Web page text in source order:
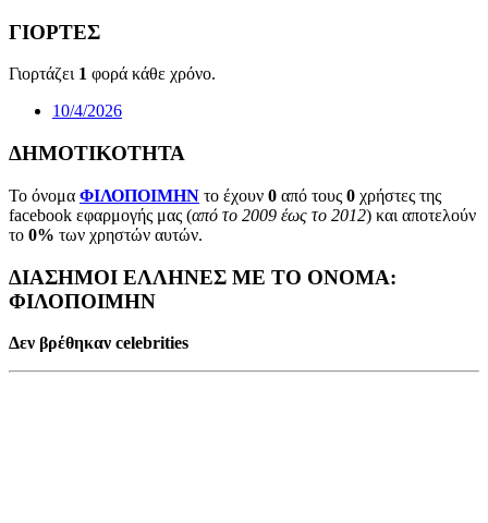
ΓΙΟΡΤΕΣ
Γιορτάζει 1 φορά κάθε χρόνο.
10/4/2026
ΔΗΜΟΤΙΚΟΤΗΤΑ
Το όνομα ΦΙΛΟΠΟΙΜΗΝ το έχουν 0 από τους 0 χρήστες της
facebook εφαρμογής μας (από το 2009 έως το 2012) και αποτελούν
το 0% των χρηστών αυτών.
ΔΙΑΣΗΜΟΙ ΕΛΛΗΝΕΣ ΜΕ ΤΟ ΟΝΟΜΑ:
ΦΙΛΟΠΟΙΜΗΝ
Δεν βρέθηκαν celebrities